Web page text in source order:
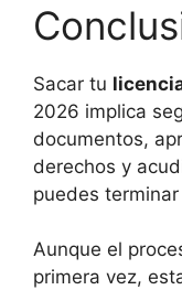
Sacar tu
2026 implica
documentos,
derechos y
puedes
Aunque el
primera vez,